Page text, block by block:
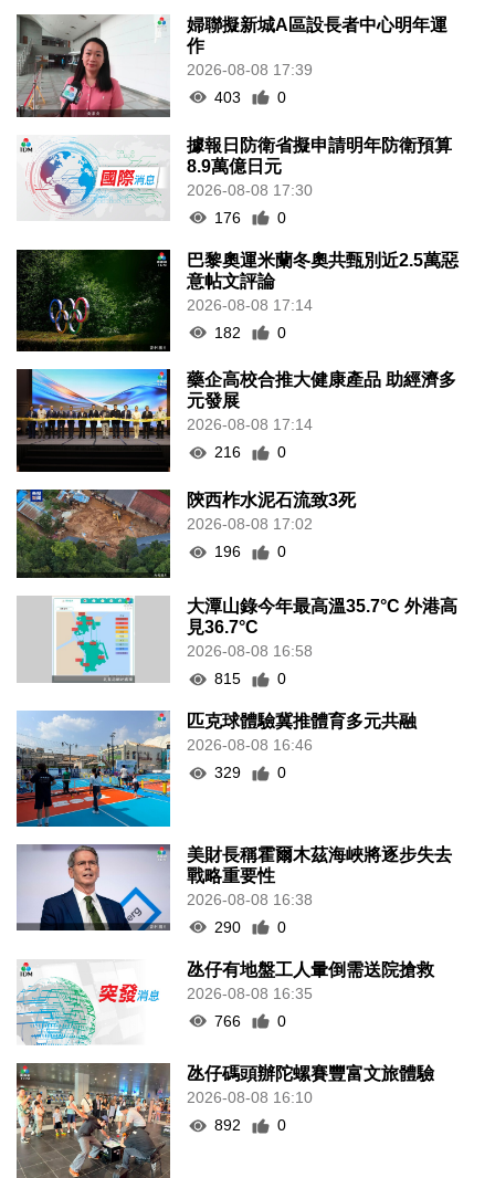
婦聯擬新城A區設長者中心明年運
作
2026-08-08 17:39
403
0
據報日防衛省擬申請明年防衛預算
8.9萬億日元
2026-08-08 17:30
176
0
巴黎奧運米蘭冬奧共甄別近2.5萬惡
意帖文評論
2026-08-08 17:14
182
0
藥企高校合推大健康產品 助經濟多
元發展
2026-08-08 17:14
216
0
陝西柞水泥石流致3死
2026-08-08 17:02
196
0
大潭山錄今年最高溫35.7°C 外港高
見36.7°C
2026-08-08 16:58
815
0
匹克球體驗冀推體育多元共融
2026-08-08 16:46
329
0
美財長稱霍爾木茲海峽將逐步失去
戰略重要性
2026-08-08 16:38
290
0
氹仔有地盤工人暈倒需送院搶救
2026-08-08 16:35
766
0
氹仔碼頭辦陀螺賽豐富文旅體驗
2026-08-08 16:10
892
0